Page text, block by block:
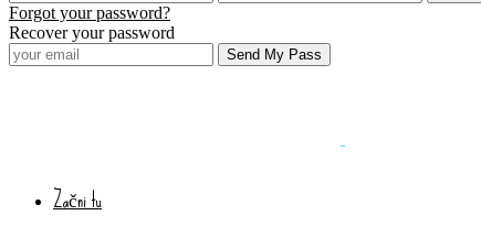
Forgot your password?
Recover your password
Začni tu